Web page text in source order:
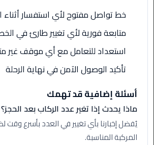
ليموزين
مطار
القاهرة
ليموزين
فيصل
ليموزين
من
مطار
خط تواصل مفتوح لأي استفسار أثناء
متابعة فورية لأي تغيير طارئ في
استعداد للتعامل مع أي موقف غير
تأكيد الوصول الآمن في نهاية الرحلة
أسئلة إضافية قد تهمك
ماذا يحدث إذا تغير عدد الركاب بعد الحجز؟
يُفضل إخبارنا بأي تغيير في العدد بأسرع وقت
المركبة المناسبة.